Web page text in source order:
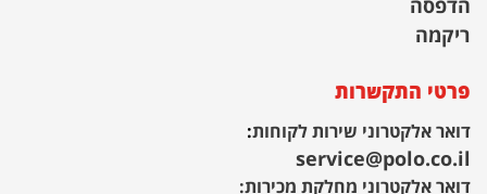
הדפסה
ריקמה
פרטי התקשרות
דואר אלקטרוני שירות לקוחות:
service@polo.co.il
דואר אלקטרוני מחלקת מכירות: